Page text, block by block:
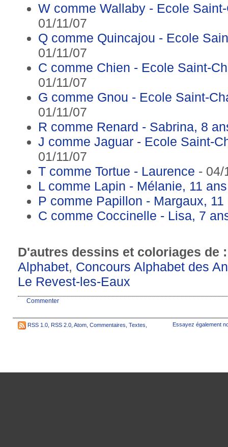
W comme Wallaby - Ecole
01/11/07
Q comme Quincajou - Ecole
01/11/07
C comme Chien - Ecole Saint-
01/11/07
G comme Gnou - Ecole Saint-
01/11/07
R comme Renard - Sabrina, 8
J comme Jaguar - Ecole Saint-
01/11/07
T comme Tortue - Laurence - 04/
L comme Lapin - Mélanie, 11 ans
P comme Papillon - Margaux, 11
C comme Coccinelle - Lisa, 7
D'autres dessins et coloriages de
Alphabet, Concours Alphabet des
Le Revest-les-Eaux
Commenter
RSS 1.0 RSS 2.0 Atom Commentaires Textes Essayez également